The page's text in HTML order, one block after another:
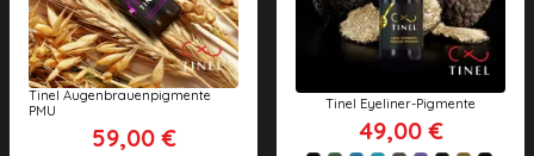
Tinel Augenbrauenpigmente
PMU
59,00 €
Tinel Eyeliner-Pigmente
49,00 €